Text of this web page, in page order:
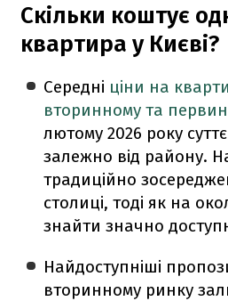
Скільки коштує
квартира у Києві?
Середні ціни на
вторинному та
лютому 2026 року
залежно від району.
традиційно
столиці, тоді як на
знайти значно
Найдоступніші
вторинному ринку